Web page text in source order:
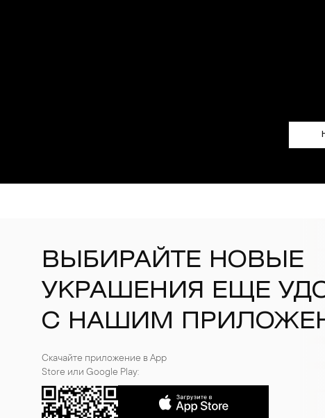
ВЫБИРАЙТЕ НОВЫЕ
УКРАШЕНИЯ ЕЩЕ
С НАШИМ
Скачайте приложение в App
Store или Google Play: